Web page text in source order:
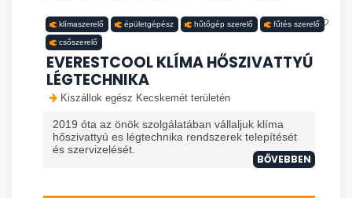
klímaszerelő épületgépész hűtőgép szerelő fűtés szerelő
csőszerelő
EVERESTCOOL KLÍMA HŐSZIVATTYÚ
LÉGTECHNIKA
Kiszállok egész Kecskemét területén
2019 óta az önök szolgálatában vállaljuk klíma
hőszivattyú es légtechnika rendszerek telepítését
és szervizelését.
BŐVEBBEN